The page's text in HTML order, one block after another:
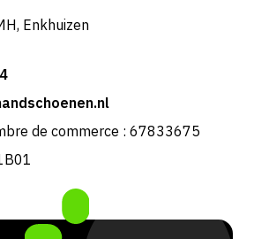
Enkhuizen
de commerce : 67833675